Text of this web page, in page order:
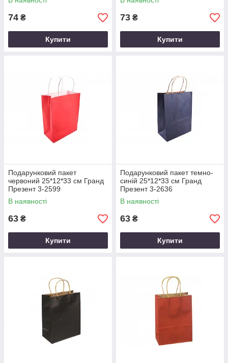
74 ₴
Купити
73 ₴
Купити
Подарунковий пакет
червоний 25*12*33 см Гранд
Презент 3-2599
В наявності
63 ₴
Купити
Подарунковий пакет темно-
синій 25*12*33 см Гранд
Презент 3-2636
В наявності
63 ₴
Купити